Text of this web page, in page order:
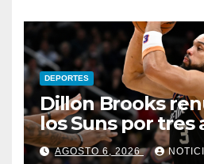
DEPORTES
Dillon Brooks
los Suns por tres
AGOSTO 6, 2026